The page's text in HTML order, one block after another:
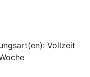
Vollzeit